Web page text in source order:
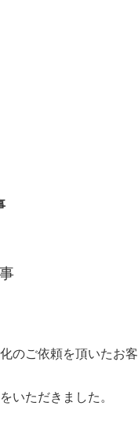
のご依頼を頂いたお客
いただきました。